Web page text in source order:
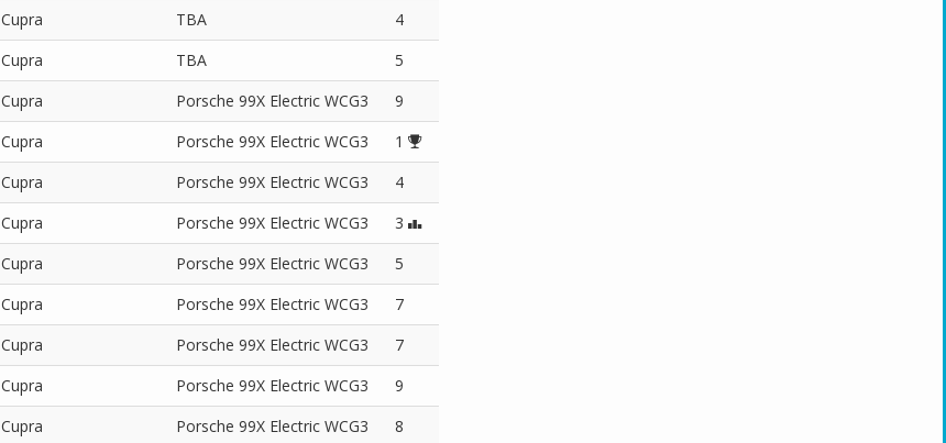
Cupra TBA
4
Cupra TBA
5
Cupra Porsche 99X Electric WCG3
9
Cupra Porsche 99X Electric WCG3
1
Cupra Porsche 99X Electric WCG3
4
Cupra Porsche 99X Electric WCG3
3
Cupra Porsche 99X Electric WCG3
5
Cupra Porsche 99X Electric WCG3
7
Cupra Porsche 99X Electric WCG3
7
Cupra Porsche 99X Electric WCG3
9
Cupra Porsche 99X Electric WCG3
8